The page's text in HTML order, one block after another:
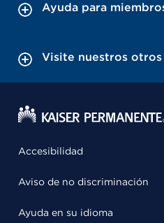
Ayuda para
Visite nuestros
Accesibilidad
Aviso de no discriminación
Ayuda en su idioma